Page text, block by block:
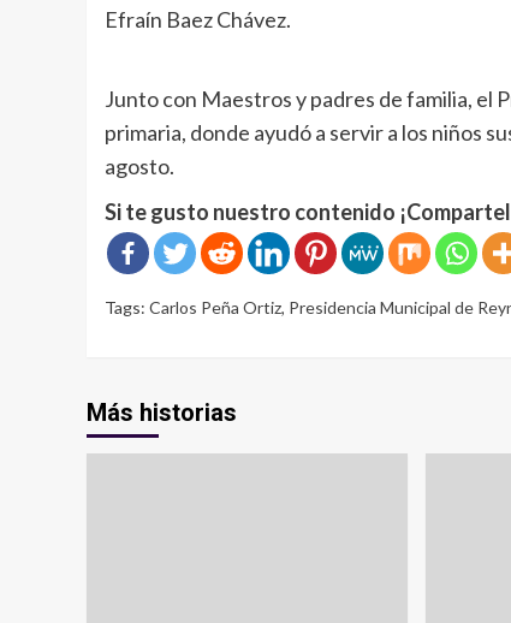
Efraín Baez Chávez.
Junto con Maestros y padres de familia, el
primaria, donde ayudó a servir a los niños
agosto.
Si te gusto nuestro contenido
Tags: Carlos Peña Ortiz, Presidencia Municipal de
Más historias